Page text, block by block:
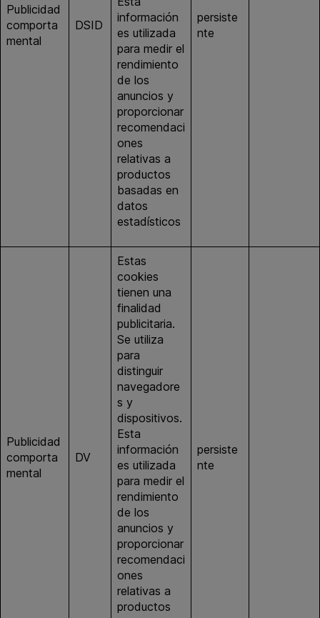
Publicidad
comporta
mental
DSID
información
es utilizada
para medir el
rendimiento
de los
anuncios y
proporcionar
recomendaci
ones
relativas a
productos
basadas en
datos
estadísticos
persiste
nte
Publicidad
comporta
mental
DV
Estas
cookies
tienen una
finalidad
publicitaria.
Se utiliza
para
distinguir
navegadore
s y
dispositivos.
Esta
información
es utilizada
para medir el
rendimiento
de los
anuncios y
proporcionar
recomendaci
ones
relativas a
productos
persiste
nte